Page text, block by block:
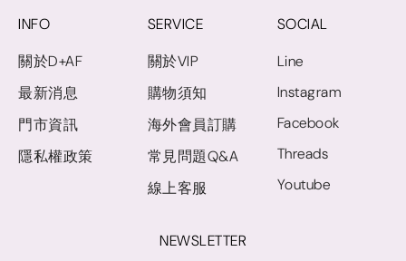
INFO
關於D+AF
最新消息
門市資訊
隱私權政策
SERVICE
關於VIP
購物須知
海外會員訂購
常見問題Q&A
線上客服
SOCIAL
Line
Instagram
Facebook
Threads
Youtube
NEWSLETTER